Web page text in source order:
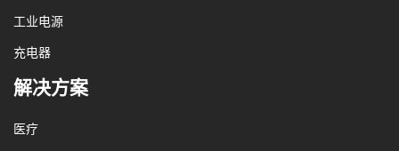
工业电源
充电器
解决方案
医疗